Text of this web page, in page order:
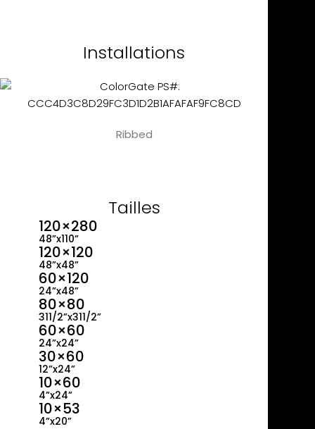
Installations
Ribbed
Tailles
120×280
48”x110”
120×120
48”x48”
60×120
24”x48”
80×80
311/2”x311/2”
60×60
24”x24”
30×60
12”x24”
10×60
4”x24”
10×53
4”x20”